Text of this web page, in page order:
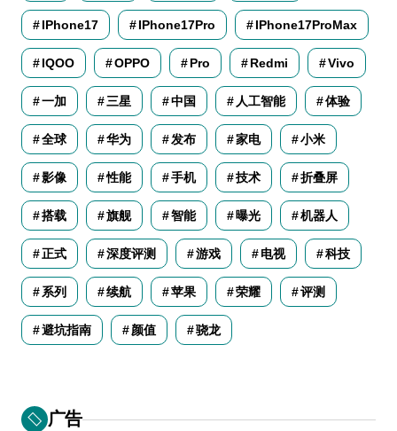
IPhone17 IPhone17Pro IPhone17ProMax
IQOO OPPO Pro Redmi Vivo
一加 三星 中国 人工智能 体验
全球 华为 发布 家电 小米
影像 性能 手机 技术 折叠屏
搭载 旗舰 智能 曝光 机器人
正式 深度评测 游戏 电视 科技
系列 续航 苹果 荣耀 评测
避坑指南 颜值 骁龙
广告